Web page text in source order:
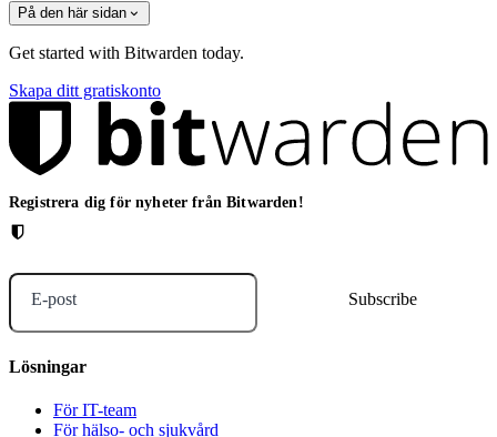
På den här sidan
Get started with Bitwarden today.
Skapa ditt gratiskonto
Registrera dig för nyheter från Bitwarden!
E-post
Lösningar
För IT-team
För hälso- och sjukvård